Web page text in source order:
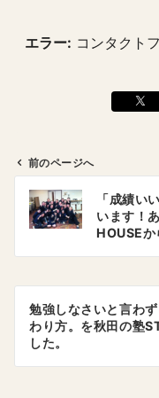
エラー: コンタクト
ン
前のページへ
「成績い
います！
HOUSEか
勉強しなさいと言わ
わり方。を秋田の塾
した。